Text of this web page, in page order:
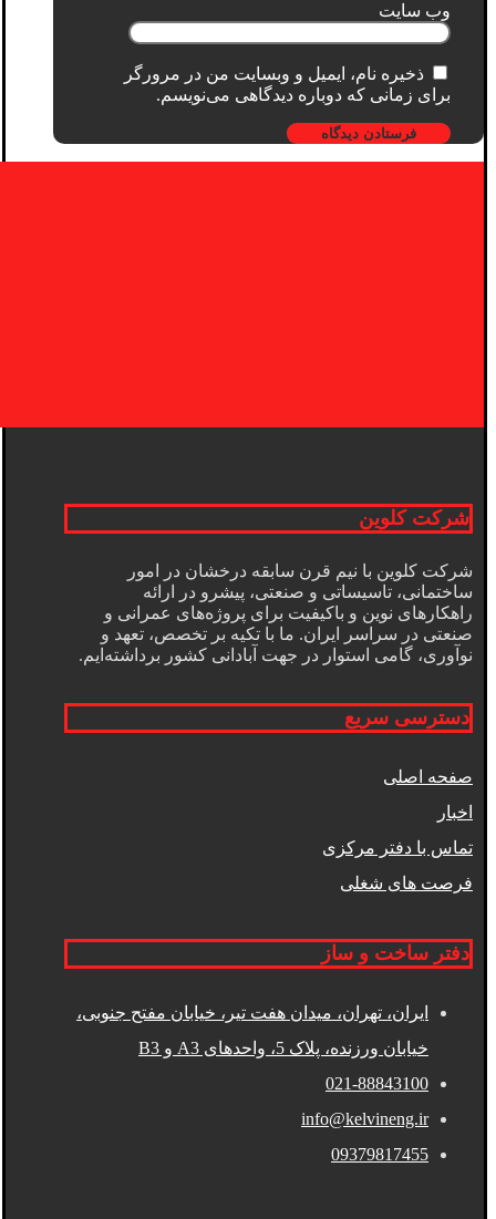
وب‌ سایت
ذخیره نام، ایمیل و وبسایت من در مرورگر
برای زمانی که دوباره دیدگاهی می‌نویسم.
شرکت کلوین
شرکت کلوین با نیم قرن سابقه درخشان در امور
ساختمانی، تاسیساتی و صنعتی، پیشرو در ارائه
راهکارهای نوین و باکیفیت برای پروژه‌های عمرانی و
صنعتی در سراسر ایران. ما با تکیه بر تخصص، تعهد و
نوآوری، گامی استوار در جهت آبادانی کشور برداشته‌ایم.
دسترسی سریع
صفحه اصلی
اخبار
تماس با دفتر مرکزی
فرصت های شغلی
دفتر ساخت و ساز
ایران، تهران، میدان هفت تیر، خیابان مفتح جنوبی،
خیابان ورزنده، پلاک 5، واحدهای A3 و B3
021-88843100
info@kelvineng.ir
09379817455